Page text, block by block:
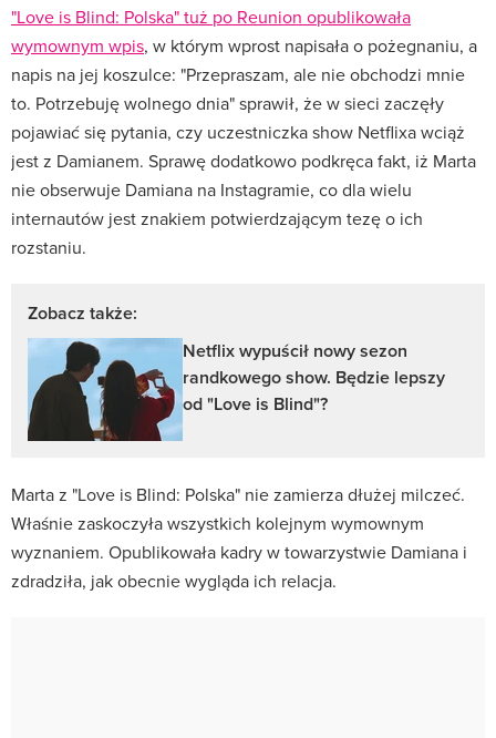
"Love is Blind: Polska" tuż po Reunion opublikowała
wymownym wpis, w którym wprost napisała o pożegnaniu, a
napis na jej koszulce: "Przepraszam, ale nie obchodzi mnie
to. Potrzebuję wolnego dnia" sprawił, że w sieci zaczęły
pojawiać się pytania, czy uczestniczka show Netflixa wciąż
jest z Damianem. Sprawę dodatkowo podkręca fakt, iż Marta
nie obserwuje Damiana na Instagramie, co dla wielu
internautów jest znakiem potwierdzającym tezę o ich
rozstaniu.
Zobacz także:
Netflix wypuścił nowy sezon
randkowego show. Będzie lepszy
od "Love is Blind"?
Marta z "Love is Blind: Polska" nie zamierza dłużej milczeć.
Właśnie zaskoczyła wszystkich kolejnym wymownym
wyznaniem. Opublikowała kadry w towarzystwie Damiana i
zdradziła, jak obecnie wygląda ich relacja.